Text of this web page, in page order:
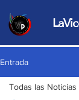
Entrada
Todas las Noticias